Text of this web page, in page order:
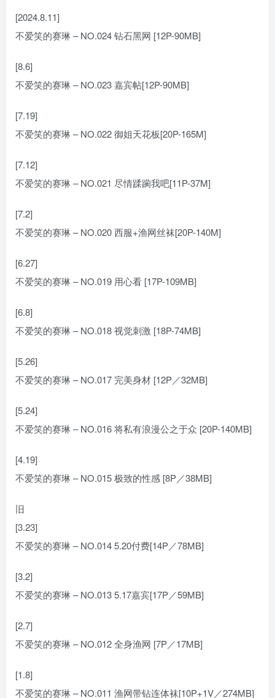
[2024.8.11]
不爱笑的赛琳 – NO.024 钻石黑网 [12P-90MB]
[8.6]
不爱笑的赛琳 – NO.023 嘉宾帖[12P-90MB]
[7.19]
不爱笑的赛琳 – NO.022 御姐天花板[20P-165M]
[7.12]
不爱笑的赛琳 – NO.021 尽情蹂躏我吧[11P-37M]
[7.2]
不爱笑的赛琳 – NO.020 西服+渔网丝袜[20P-140M]
[6.27]
不爱笑的赛琳 – NO.019 用心看 [17P-109MB]
[6.8]
不爱笑的赛琳 – NO.018 视觉刺激 [18P-74MB]
[5.26]
不爱笑的赛琳 – NO.017 完美身材 [12P／32MB]
[5.24]
不爱笑的赛琳 – NO.016 将私有浪漫公之于众 [20P-140MB]
[4.19]
不爱笑的赛琳 – NO.015 极致的性感 [8P／38MB]
旧
[3.23]
不爱笑的赛琳 – NO.014 5.20付费[14P／78MB]
[3.2]
不爱笑的赛琳 – NO.013 5.17嘉宾[17P／59MB]
[2.7]
不爱笑的赛琳 – NO.012 全身渔网 [7P／17MB]
[1.8]
不爱笑的赛琳 – NO.011 渔网带钻连体袜[10P+1V／274MB]